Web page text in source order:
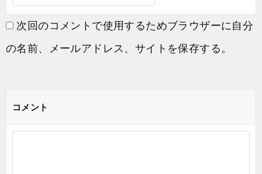
次回のコメントで使用するためブラウザーに自分
の名前、メールアドレス、サイトを保存する。
コメント